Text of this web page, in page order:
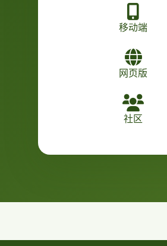
移动端
网页版
社区